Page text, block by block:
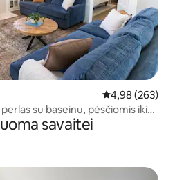
Vidutinis
4,98 (263)
su baseinu, pėsčiomis iki
savaitei